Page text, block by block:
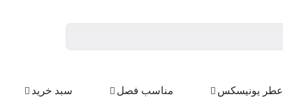
عطر یونیسکس مناسب فصل سبد خرید